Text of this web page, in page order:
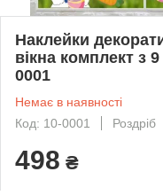
Наклейки
вікна комплект з
0001
Немає в наявності
Код: 10-0001
Роздріб
498 ₴